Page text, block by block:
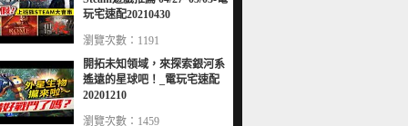
玩宅速配20210430
瀏覽次數：1191
開拓未知領域，來探索銀河系
遙遠的星球吧！_電玩宅速配
20201210
瀏覽次數：1459